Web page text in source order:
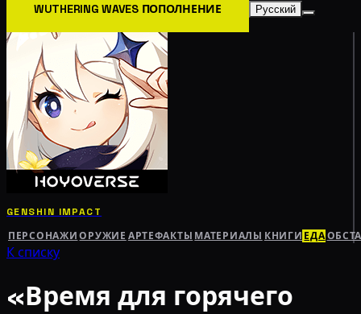
WUTHERING WAVES ПОПОЛНЕНИЕ Русский
GENSHIN IMPACT
ПЕРСОНАЖИ ОРУЖИЕ АРТЕФАКТЫ МАТЕРИАЛЫ КНИГИ ЕДА
К списку
«Время для горячего